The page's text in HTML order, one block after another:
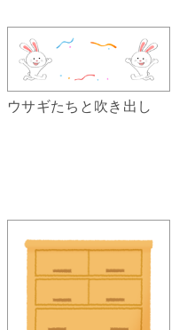
ウサギたちと吹き出し